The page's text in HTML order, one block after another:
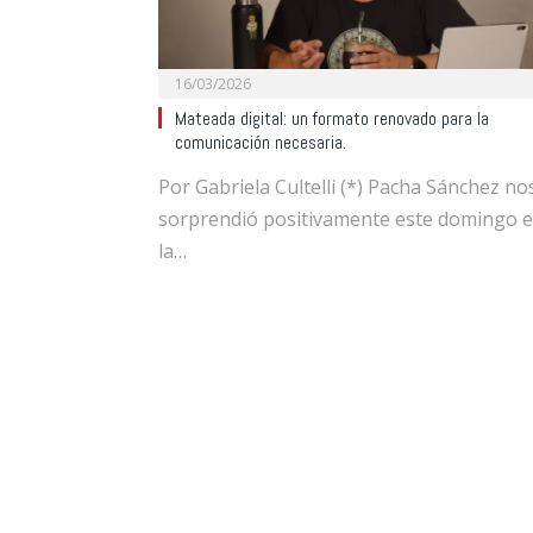
16/03/2026
Mateada digital: un formato renovado para la
comunicación necesaria.
Por Gabriela Cultelli (*) Pacha Sánchez
sorprendió positivamente este domingo
la…